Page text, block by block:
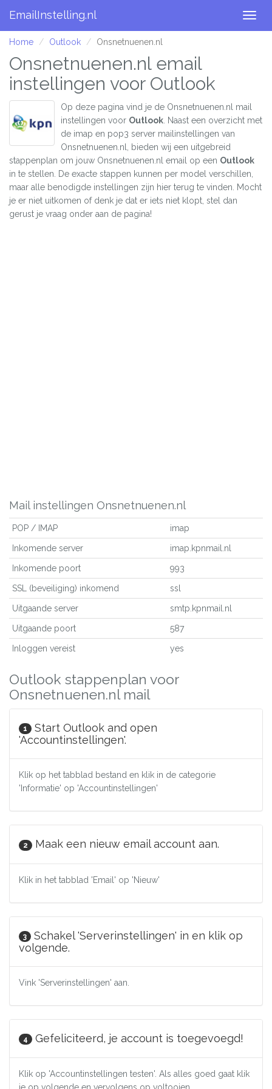
EmailInstelling.nl
Home Outlook Onsnetnuenen.nl
Onsnetnuenen.nl email
instellingen voor Outlook
Op deze pagina vind je de Onsnetnuenen.nl mail
instellingen voor Outlook . Naast een overzicht met
de imap en pop3 server mailinstellingen van
Onsnetnuenen.nl, bieden wij een uitgebreid
stappenplan om jouw Onsnetnuenen.nl email op een Outlook
in te stellen. De exacte stappen kunnen per model verschillen,
maar alle benodigde instellingen zijn hier terug te vinden. Mocht
je er niet uitkomen of denk je dat er iets niet klopt, stel dan
gerust je vraag onder aan de pagina!
Mail instellingen Onsnetnuenen.nl
POP / IMAP imap
Inkomende server imap.kpnmail.nl
Inkomende poort 993
SSL (beveiliging) inkomend ssl
Uitgaande server smtp.kpnmail.nl
Uitgaande poort 587
Inloggen vereist yes
Outlook stappenplan voor
Onsnetnuenen.nl mail
1
Start Outlook and open
'Accountinstellingen'.
Klik op het tabblad bestand en klik in de categorie
'Informatie' op 'Accountinstellingen'
2 Maak een nieuw email account aan.
Klik in het tabblad 'Email' op 'Nieuw'
3
Schakel 'Serverinstellingen' in en klik op
volgende.
Vink 'Serverinstellingen' aan.
4 Gefeliciteerd, je account is toegevoegd!
Klik op 'Accountinstellingen testen'. Als alles goed gaat klik